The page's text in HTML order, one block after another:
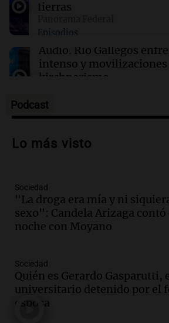
camión cisterna deja 21 heridos
tierras
Episodios
Audio. Río Gallegos
intenso y
kirchnerismo
Episodios
Audio.Debate en el
la soberanía digital en
Audio.
Mendoza se
de semana helado y
marchan contra reforma
Panorama Federal
Audio.
El "Mono" de
adelantó su show en
Viva la Radio Rosario
Episodios
Podcast
Lo más visto
Sociedad
"La droga era mía y ni
sexo": Candela Arizaga contó
noche con Moyano
Sociedad
Quién es Gerardo Gasparutti,
universitario detenido por el
esposa